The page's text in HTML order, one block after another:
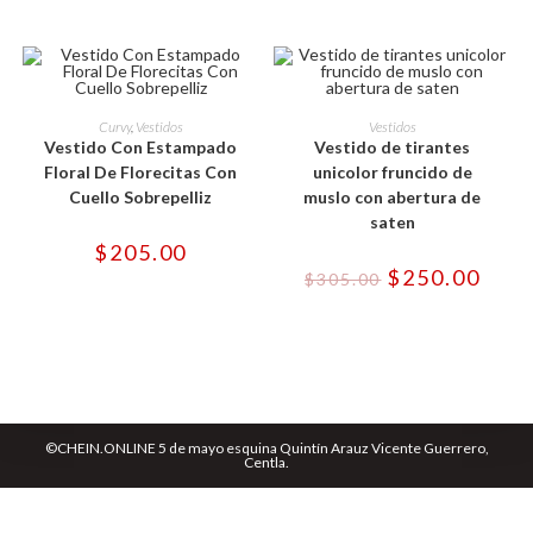
de
producto
de
producto
SELECCIONAR OPCIONES
Este
producto
tiene
múltiples
variantes.
opciones
elegir
Curvy, Vestidos
Vestido Con Estampado
Floral De Florecitas Con
Cuello Sobrepelliz
$205.00
-18%
SELECCIONAR OPCIONES
producto
tiene
múltiples
variantes.
opciones
se
en
la
Vestidos
Vestido de tirantes
unicolor fruncido de
muslo con abertura de
saten
$305.00 El
precio
$250.00El
©CHEIN.ONLINE 5 de mayo esquina Quintín Arauz Vicente Guerrero,
Centla.